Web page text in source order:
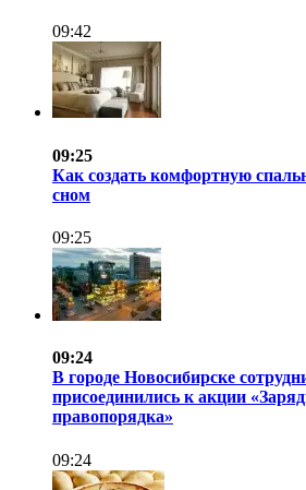
09:42
09:25
Как создать комфортную
сном
09:25
09:24
В городе Новосибирске
присоединились к акции
правопорядка»
09:24